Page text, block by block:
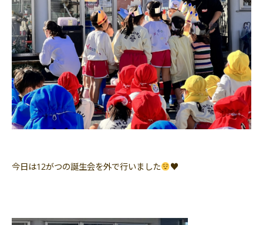
今日は12がつの誕生会を外で行いました ♥️